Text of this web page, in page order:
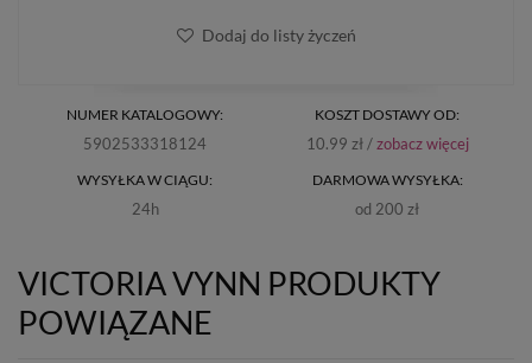
NUMER KATALOGOWY:
5902533318124
WYSYŁKA W CIĄGU:
24h
KOSZT DOSTAWY OD:
10.99 zł /zobacz więcej
DARMOWA WYSYŁKA:
od 200 zł
Dodaj do listy życzeń
VICTORIA VYNN PRODUKTY
POWIĄZANE